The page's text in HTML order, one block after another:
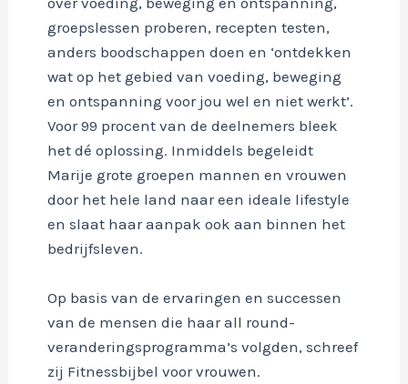
groepslessen proberen, recepten testen,
anders boodschappen doen en ‘ontdekken
wat op het gebied van voeding, beweging
en ontspanning voor jou wel en niet werkt’.
Voor 99 procent van de deelnemers bleek
het dé oplossing. Inmiddels begeleidt
Marije grote groepen mannen en vrouwen
door het hele land naar een ideale lifestyle
en slaat haar aanpak ook aan binnen het
bedrijfsleven.
Op basis van de ervaringen en successen
van de mensen die haar all round-
veranderingsprogramma’s volgden, schreef
zij Fitnessbijbel voor vrouwen.